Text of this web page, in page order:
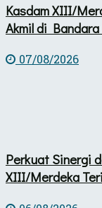
Kasdam XIII/
Akmil di
07/08/2026
Perkuat Sinergi
XIII/Merdeka